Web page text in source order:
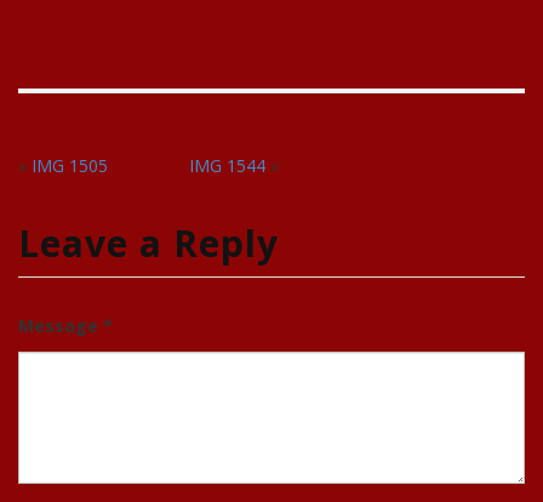
« IMG 1505 IMG 1544»
Leave a Reply
Message *